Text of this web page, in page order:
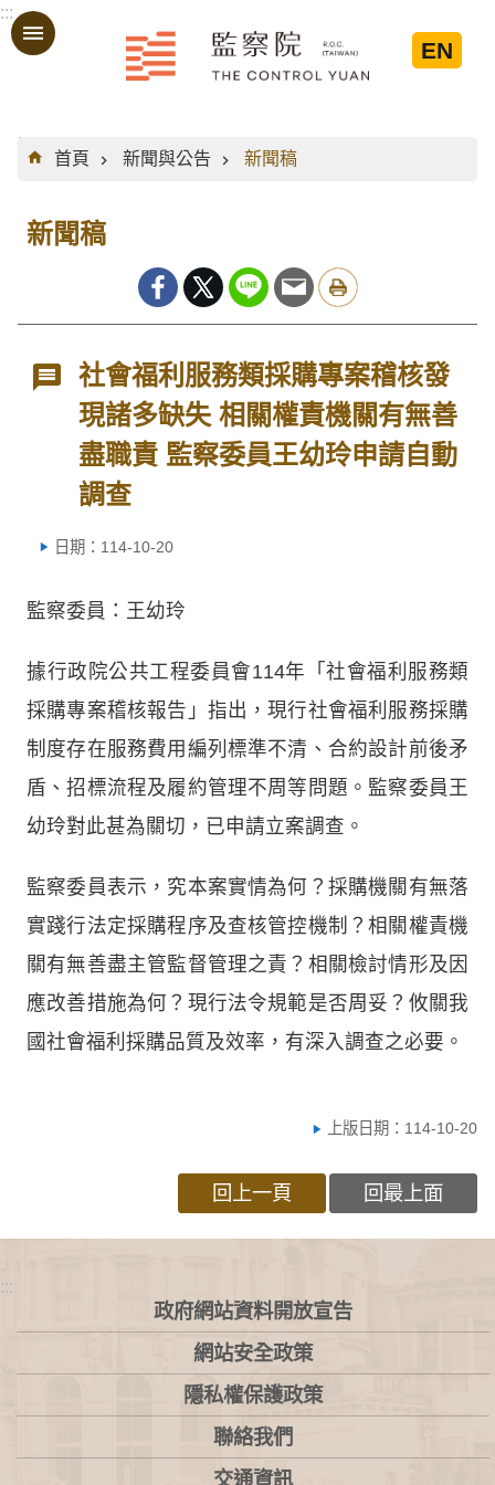
跳到主要內容區塊
:::
EN
:::
首頁
新聞與公告 新聞稿
新聞稿
社會福利服務類採購專案稽核發
現諸多缺失 相關權責機關有無善
盡職責 監察委員王幼玲申請自動
調查
日期：114-10-20
監察委員：王幼玲
據行政院公共工程委員會114年「社會福利服務類
採購專案稽核報告」指出，現行社會福利服務採購
制度存在服務費用編列標準不清、合約設計前後矛
盾、招標流程及履約管理不周等問題。監察委員王
幼玲對此甚為關切，已申請立案調查。
監察委員表示，究本案實情為何？採購機關有無落
實踐行法定採購程序及查核管控機制？相關權責機
關有無善盡主管監督管理之責？相關檢討情形及因
應改善措施為何？現行法令規範是否周妥？攸關我
國社會福利採購品質及效率，有深入調查之必要。
上版日期：114-10-20
回上一頁 回最上面
:::
政府網站資料開放宣告
網站安全政策
隱私權保護政策
聯絡我們
交通資訊